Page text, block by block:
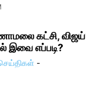
கட்சி, விஜய்
இவை எப்படி?
-